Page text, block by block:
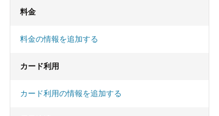
料金
料金の情報を追加する
カード利用
カード利用の情報を追加する